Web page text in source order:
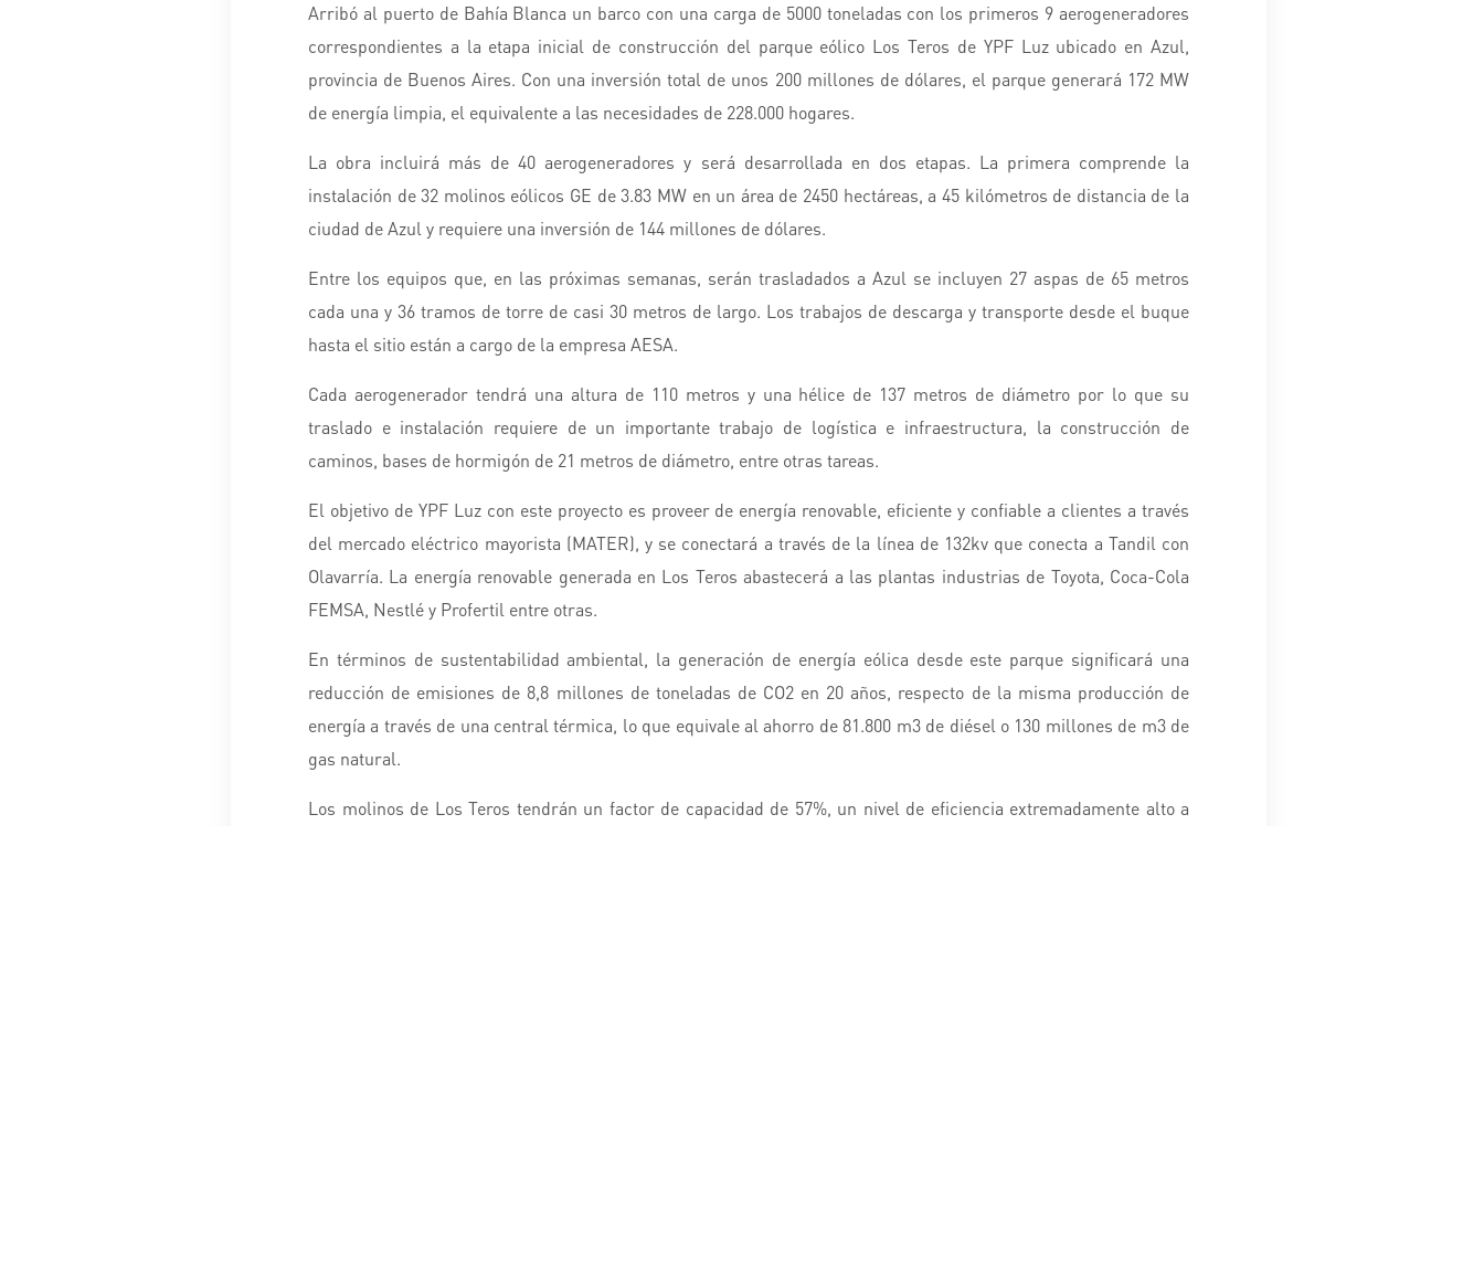
Arribó al puerto de Bahía Blanca un barco con una carga de 5000 toneladas con los primeros 9 aerogeneradores
correspondientes a la etapa inicial de construcción del parque eólico Los Teros de YPF Luz ubicado en Azul,
provincia de Buenos Aires. Con una inversión total de unos 200 millones de dólares, el parque generará 172 MW
de energía limpia, el equivalente a las necesidades de 228.000 hogares.
La obra incluirá más de 40 aerogeneradores y será desarrollada en dos etapas. La primera comprende la
instalación de 32 molinos eólicos GE de 3.83 MW en un área de 2450 hectáreas, a 45 kilómetros de distancia de la
ciudad de Azul y requiere una inversión de 144 millones de dólares.
Entre los equipos que, en las próximas semanas, serán trasladados a Azul se incluyen 27 aspas de 65 metros
cada una y 36 tramos de torre de casi 30 metros de largo. Los trabajos de descarga y transporte desde el buque
hasta el sitio están a cargo de la empresa AESA.
Cada aerogenerador tendrá una altura de 110 metros y una hélice de 137 metros de diámetro por lo que su
traslado e instalación requiere de un importante trabajo de logística e infraestructura, la construcción de
caminos, bases de hormigón de 21 metros de diámetro, entre otras tareas.
El objetivo de YPF Luz con este proyecto es proveer de energía renovable, eficiente y confiable a clientes a través
del mercado eléctrico mayorista (MATER), y se conectará a través de la línea de 132kv que conecta a Tandil con
Olavarría. La energía renovable generada en Los Teros abastecerá a las plantas industrias de Toyota, Coca-Cola
FEMSA, Nestlé y Profertil entre otras.
En términos de sustentabilidad ambiental, la generación de energía eólica desde este parque significará una
reducción de emisiones de 8,8 millones de toneladas de CO2 en 20 años, respecto de la misma producción de
energía a través de una central térmica, lo que equivale al ahorro de 81.800 m3 de diésel o 130 millones de m3 de
gas natural.
Los molinos de Los Teros tendrán un factor de capacidad de 57%, un nivel de eficiencia extremadamente alto a